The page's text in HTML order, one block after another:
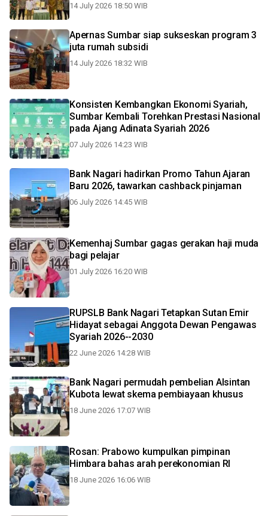
14 July 2026 18:50 WIB
Apernas Sumbar siap sukseskan program 3
juta rumah subsidi
14 July 2026 18:32 WIB
Konsisten Kembangkan Ekonomi Syariah,
Sumbar Kembali Torehkan Prestasi Nasional
pada Ajang Adinata Syariah 2026
07 July 2026 14:23 WIB
Bank Nagari hadirkan Promo Tahun Ajaran
Baru 2026, tawarkan cashback pinjaman
06 July 2026 14:45 WIB
Kemenhaj Sumbar gagas gerakan haji muda
bagi pelajar
01 July 2026 16:20 WIB
RUPSLB Bank Nagari Tetapkan Sutan Emir
Hidayat sebagai Anggota Dewan Pengawas
Syariah 2026--2030
22 June 2026 14:28 WIB
Bank Nagari permudah pembelian Alsintan
Kubota lewat skema pembiayaan khusus
18 June 2026 17:07 WIB
Rosan: Prabowo kumpulkan pimpinan
Himbara bahas arah perekonomian RI
18 June 2026 16:06 WIB